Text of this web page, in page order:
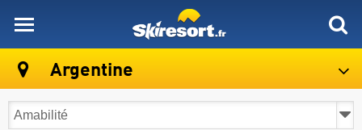
Argentine